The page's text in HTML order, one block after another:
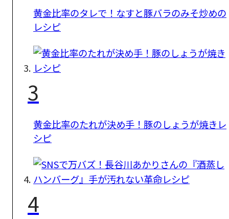
黄金比率のタレで！なすと豚バラのみそ炒めの
レシピ
3
黄金比率のたれが決め手！豚のしょうが焼きレ
シピ
4